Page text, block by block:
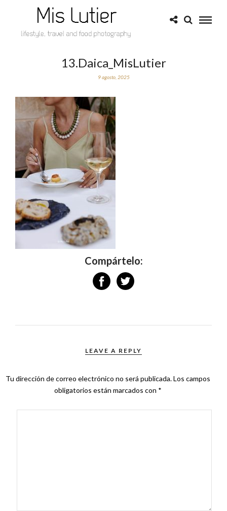
13.Daica_MisLutier
9 agosto, 2025
Compártelo:
LEAVE A REPLY
Tu dirección de correo electrónico no será publicada.Los campos
obligatorios están marcados con *